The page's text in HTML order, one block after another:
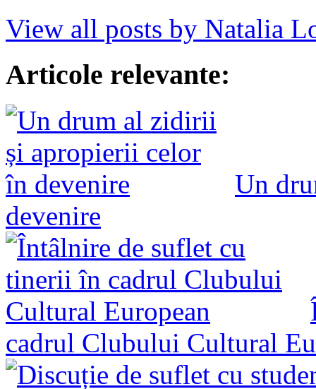
View all posts by Natalia
Articole relevante:
Un
devenire
cadrul Clubului Cultural